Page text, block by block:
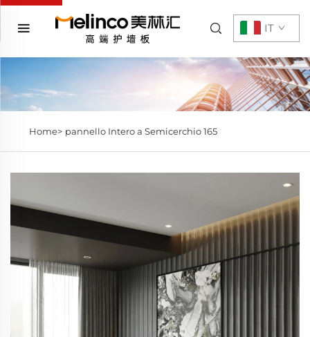
IT
Home> pannello Intero a Semicerchio 165